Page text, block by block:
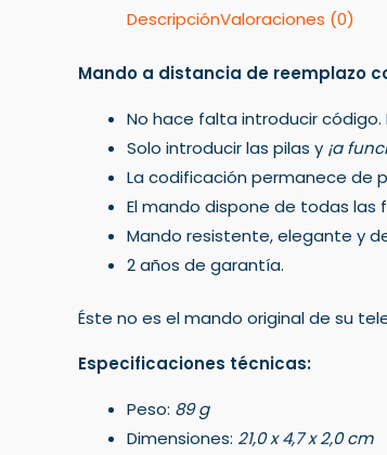
DescripciónValoraciones (0)
Mando a distancia de reemplazo
No hace falta introducir
Solo introducir las pilas y ¡a
La codificación permanece de
El mando dispone de todas las
Mando resistente, elegante y
2 años de garantía.
Éste no es el mando original de su
Especificaciones técnicas:
Peso: 89 g
Dimensiones: 21,0 x 4,7 x 2,0 cm